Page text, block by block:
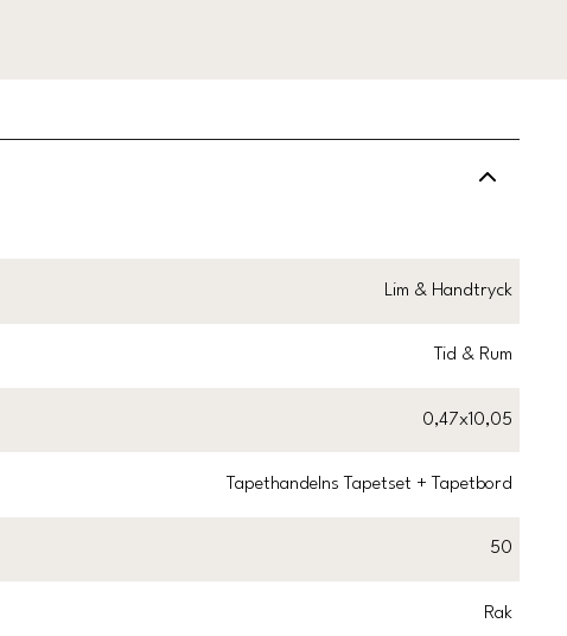
Lim & Handtryck
Tid & Rum
0,47x10,05
Tapethandelns Tapetset + Tapetbord
50
Rak